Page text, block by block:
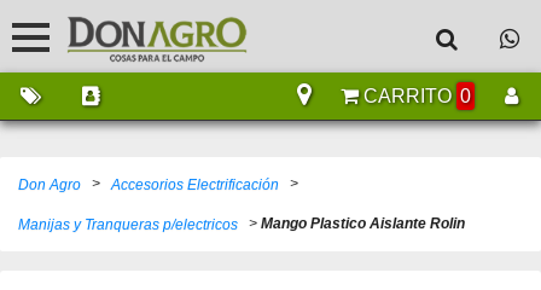
CARRITO 0
Don Agro > Accesorios Electrificación >
Manijas y Tranqueras p/electricos > Mango Plastico Aislante Rolin